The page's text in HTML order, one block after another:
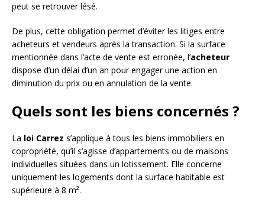
peut se retrouver lésé.
De plus, cette obligation permet d’éviter les litiges entre
acheteurs et vendeurs après la transaction. Si la surface
mentionnée dans l’acte de vente est erronée, l’acheteur
dispose d’un délai d’un an pour engager une action en
diminution du prix ou en annulation de la vente.
Quels sont les biens concernés ?
La loi Carrez s’applique à tous les biens immobiliers en
copropriété, qu’il s’agisse d’appartements ou de maisons
individuelles situées dans un lotissement. Elle concerne
uniquement les logements dont la surface habitable est
supérieure à 8 m².